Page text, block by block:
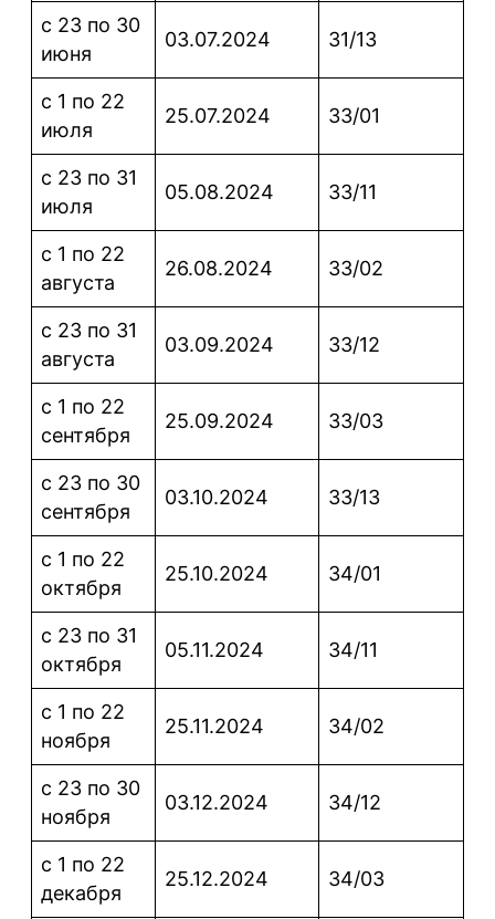
с 23 по 30
июня
03.07.2024 31/13
с 1 по 22
июля
25.07.2024 33/01
с 23 по 31
июля
05.08.2024 33/11
с 1 по 22
августа
26.08.2024 33/02
с 23 по 31
августа
03.09.2024 33/12
с 1 по 22
сентября
25.09.2024 33/03
с 23 по 30
сентября
03.10.2024 33/13
с 1 по 22
октября
25.10.2024 34/01
с 23 по 31
октября
05.11.2024 34/11
с 1 по 22
ноября
25.11.2024 34/02
с 23 по 30
ноября
03.12.2024 34/12
с 1 по 22
декабря
25.12.2024 34/03